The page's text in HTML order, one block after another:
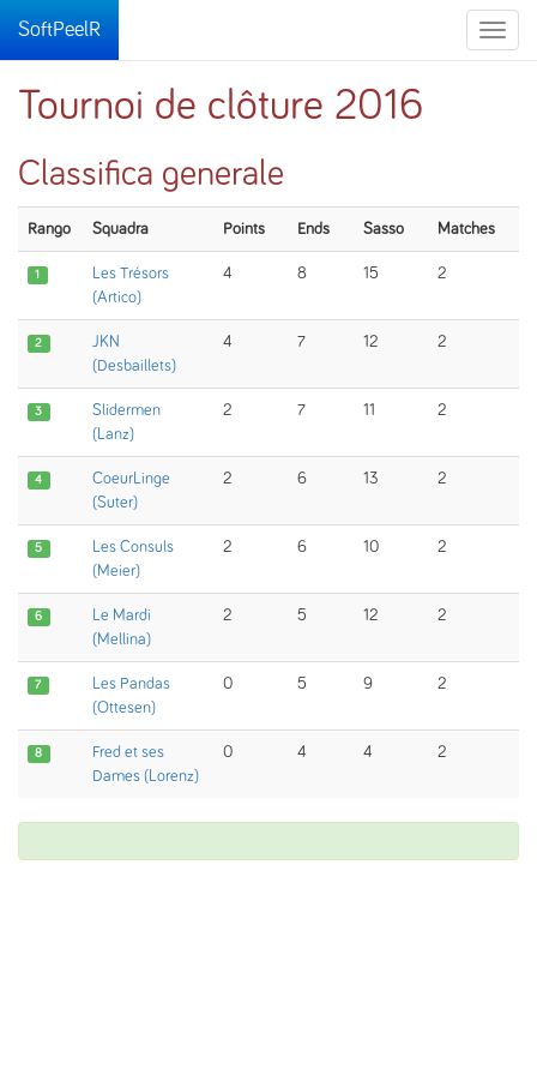
Toggle
SoftPeelR
Tournoi de clôture 2016
Classifica generale
Rango Squadra Points Ends Sasso Matches
1
Les Trésors
(Artico)
4 8 15 2
2
JKN
(Desbaillets)
4 7 12 2
3
Slidermen
(Lanz)
2 7 11 2
4
CoeurLinge
(Suter)
2 6 13 2
5
Les Consuls
(Meier)
2 6 10 2
6
Le Mardi
(Mellina)
2 5 12 2
7
Les Pandas
(Ottesen)
0 5 9 2
8
Fred et ses
Dames (Lorenz)
0 4 4 2